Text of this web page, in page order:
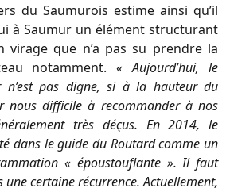
du Saumurois estime ainsi qu’il
à Saumur un élément structurant
virage que n’a pas su prendre la
notamment.« Aujourd’hui, le
n’est pas digne, si à la hauteur du
nous difficile à recommander à nos
très déçus. En 2014, le
dans le guide du Routard comme un
« époustouflante ». Il faut
une certaine récurrence. Actuellement,